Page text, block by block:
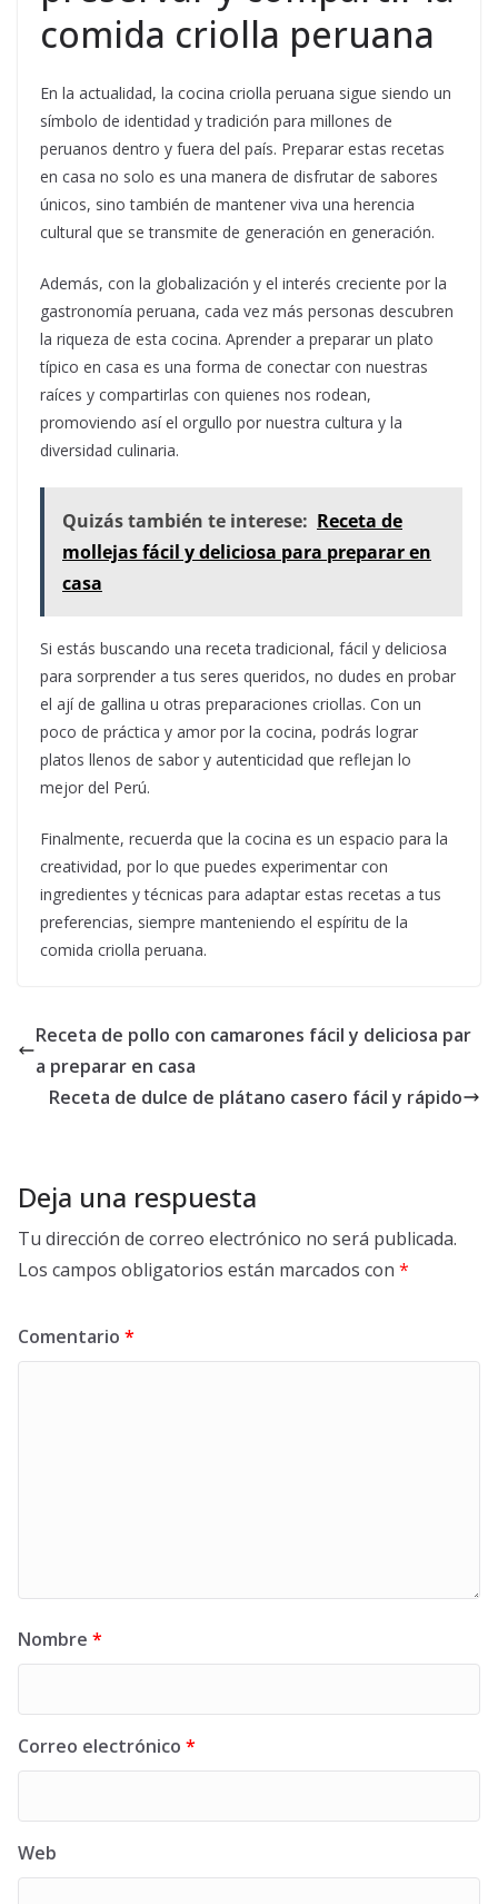
comida criolla peruana
En la actualidad, la cocina criolla peruana sigue siendo un
símbolo de identidad y tradición para millones de
peruanos dentro y fuera del país. Preparar estas recetas
en casa no solo es una manera de disfrutar de sabores
únicos, sino también de mantener viva una herencia
cultural que se transmite de generación en generación.
Además, con la globalización y el interés creciente por la
gastronomía peruana, cada vez más personas descubren
la riqueza de esta cocina. Aprender a preparar un plato
típico en casa es una forma de conectar con nuestras
raíces y compartirlas con quienes nos rodean,
promoviendo así el orgullo por nuestra cultura y la
diversidad culinaria.
Quizás también te interese: Receta de
mollejas fácil y deliciosa para preparar en
casa
Si estás buscando una receta tradicional, fácil y deliciosa
para sorprender a tus seres queridos, no dudes en probar
el ají de gallina u otras preparaciones criollas. Con un
poco de práctica y amor por la cocina, podrás lograr
platos llenos de sabor y autenticidad que reflejan lo
mejor del Perú.
Finalmente, recuerda que la cocina es un espacio para la
creatividad, por lo que puedes experimentar con
ingredientes y técnicas para adaptar estas recetas a tus
preferencias, siempre manteniendo el espíritu de la
comida criolla peruana.
Receta de pollo con camarones fácil y deliciosa par
a preparar en casa
Receta de dulce de plátano casero fácil y rápido
Deja una respuesta
Tu dirección de correo electrónico no será publicada.
Los campos obligatorios están marcados con *
Comentario *
Nombre *
Correo electrónico *
Web